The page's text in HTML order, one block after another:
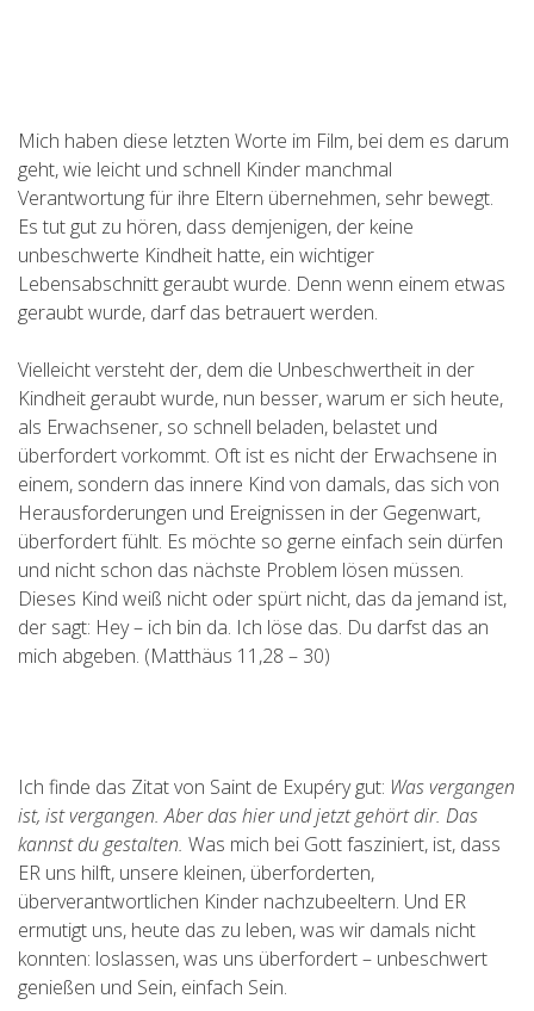
Mich haben diese letzten Worte im Film, bei dem es darum
geht, wie leicht und schnell Kinder manchmal
Verantwortung für ihre Eltern übernehmen, sehr bewegt.
Es tut gut zu hören, dass demjenigen, der keine
unbeschwerte Kindheit hatte, ein wichtiger
Lebensabschnitt geraubt wurde. Denn wenn einem etwas
geraubt wurde, darf das betrauert werden.
Vielleicht versteht der, dem die Unbeschwertheit in der
Kindheit geraubt wurde, nun besser, warum er sich heute,
als Erwachsener, so schnell beladen, belastet und
überfordert vorkommt. Oft ist es nicht der Erwachsene in
einem, sondern das innere Kind von damals, das sich von
Herausforderungen und Ereignissen in der Gegenwart,
überfordert fühlt. Es möchte so gerne einfach sein dürfen
und nicht schon das nächste Problem lösen müssen.
Dieses Kind weiß nicht oder spürt nicht, das da jemand ist,
der sagt: Hey – ich bin da. Ich löse das. Du darfst das an
mich abgeben. (Matthäus 11,28 – 30)
Ich finde das Zitat von Saint de Exupéry gut: Was vergangen
ist, ist vergangen. Aber das hier und jetzt gehört dir. Das
kannst du gestalten. Was mich bei Gott fasziniert, ist, dass
ER uns hilft, unsere kleinen, überforderten,
überverantwortlichen Kinder nachzubeeltern. Und ER
ermutigt uns, heute das zu leben, was wir damals nicht
konnten: loslassen, was uns überfordert – unbeschwert
genießen und Sein, einfach Sein.